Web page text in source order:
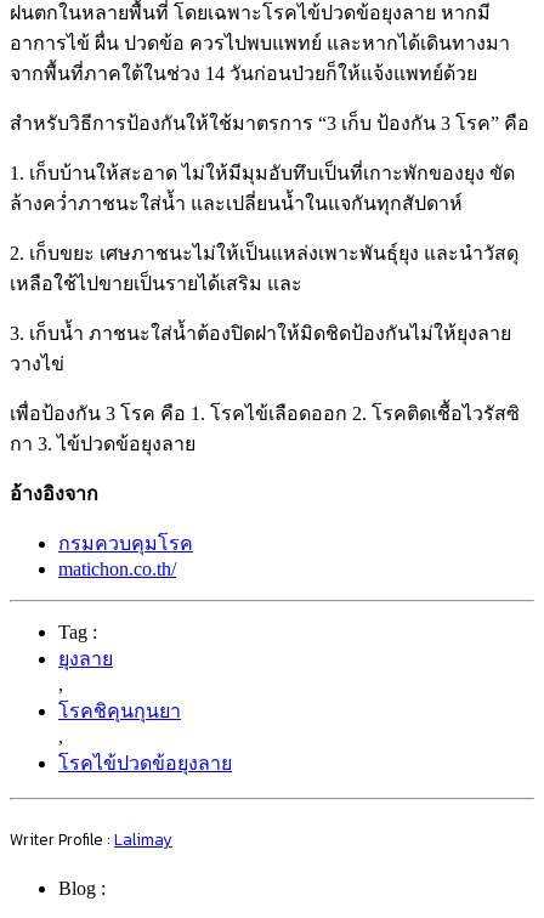
ฝนตกในหลายพื้นที่ โดยเฉพาะโรคไข้ปวดข้อยุงลาย หากมี
อาการไข้ ผื่น ปวดข้อ ควรไปพบแพทย์ และหากได้เดินทางมา
จากพื้นที่ภาคใต้ในช่วง 14 วันก่อนป่วยก็ให้แจ้งแพทย์ด้วย
สำหรับวิธีการป้องกันให้ใช้มาตรการ “3 เก็บ ป้องกัน 3 โรค” คือ
1. เก็บบ้านให้สะอาด ไม่ให้มีมุมอับทึบเป็นที่เกาะพักของยุง ขัด
ล้างคว่ำภาชนะใส่น้ำ และเปลี่ยนน้ำในแจกันทุกสัปดาห์
2. เก็บขยะ เศษภาชนะไม่ให้เป็นแหล่งเพาะพันธุ์ยุง และนำวัสดุ
เหลือใช้ไปขายเป็นรายได้เสริม และ
3. เก็บน้ำ ภาชนะใส่น้ำต้องปิดฝาให้มิดชิดป้องกันไม่ให้ยุงลาย
วางไข่
เพื่อป้องกัน 3 โรค คือ 1. โรคไข้เลือดออก 2. โรคติดเชื้อไวรัสซิ
กา 3. ไข้ปวดข้อยุงลาย
อ้างอิงจาก
กรมควบคุมโรค
matichon.co.th/
Tag :
ยุงลาย
,
โรคชิคุนกุนยา
,
โรคไข้ปวดข้อยุงลาย
Writer Profile : Lalimay
Blog :